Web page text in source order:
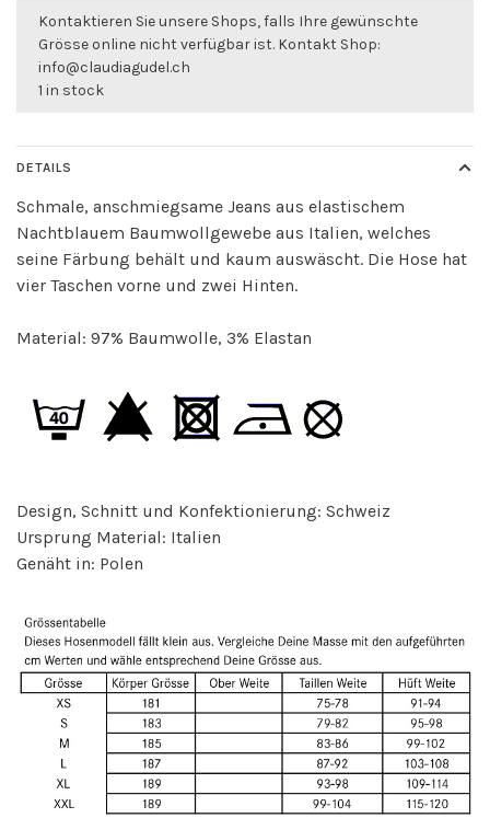
Kontaktieren Sie unsere Shops, falls Ihre gewünschte
Grösse online nicht verfügbar ist. Kontakt Shop:
info@claudiagudel.ch
1 in stock
DETAILS
Schmale, anschmiegsame Jeans aus elastischem
Nachtblauem Baumwollgewebe aus Italien, welches
seine Färbung behält und kaum auswäscht. Die Hose hat
vier Taschen vorne und zwei Hinten.
Material: 97% Baumwolle, 3% Elastan
Design, Schnitt und Konfektionierung: Schweiz
Ursprung Material: Italien
Genäht in: Polen